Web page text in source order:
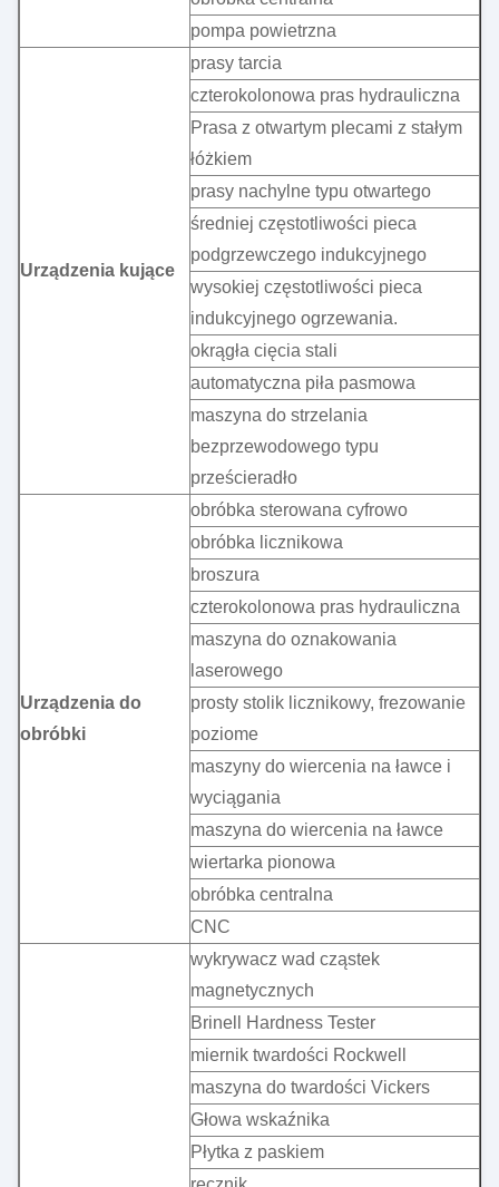
pompa powietrzna
Urządzenia kujące
prasy tarcia
czterokolonowa pras hydrauliczna
Prasa z otwartym plecami z stałym
łóżkiem
prasy nachylne typu otwartego
średniej częstotliwości pieca
podgrzewczego indukcyjnego
wysokiej częstotliwości pieca
indukcyjnego ogrzewania.
okrągła cięcia stali
automatyczna piła pasmowa
maszyna do strzelania
bezprzewodowego typu
prześcieradło
Urządzenia do
obróbki
obróbka sterowana cyfrowo
obróbka licznikowa
broszura
czterokolonowa pras hydrauliczna
maszyna do oznakowania
laserowego
prosty stolik licznikowy, frezowanie
poziome
maszyny do wiercenia na ławce i
wyciągania
maszyna do wiercenia na ławce
wiertarka pionowa
obróbka centralna
CNC
wykrywacz wad cząstek
magnetycznych
Brinell Hardness Tester
miernik twardości Rockwell
maszyna do twardości Vickers
Głowa wskaźnika
Płytka z paskiem